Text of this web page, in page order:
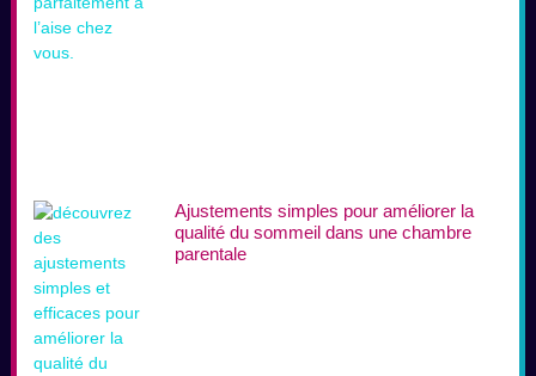
Ajustements simples pour améliorer la
qualité du sommeil dans une chambre
parentale